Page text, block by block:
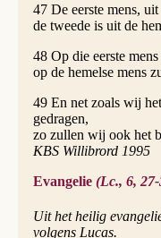
47 De eerste mens,
de tweede is uit de
48 Op die eerste
op de hemelse mens
49 En net zoals wij
gedragen,
zo zullen wij ook het
KBS Willibrord 1995
Evangelie (Lc., 6,
Uit het heilig
volgens Lucas.